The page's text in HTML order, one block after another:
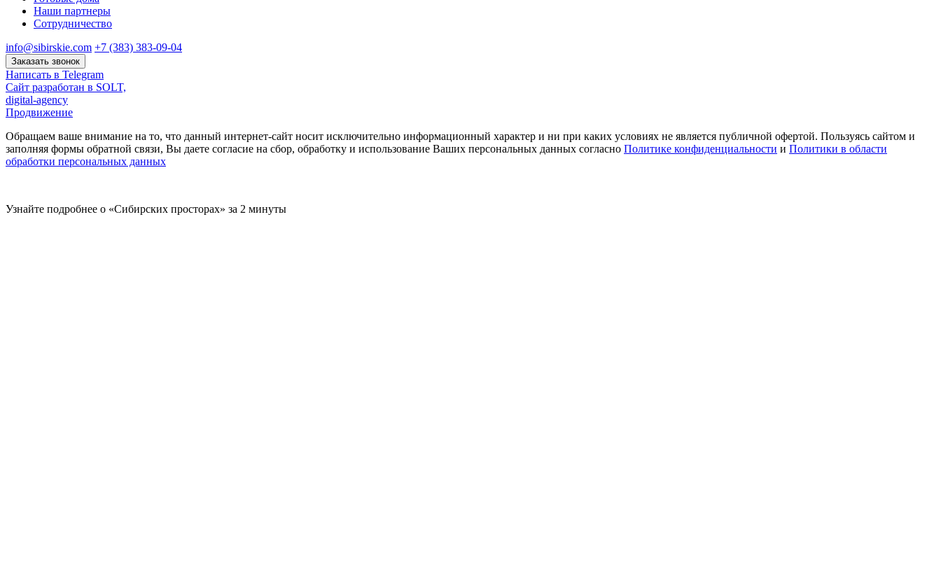
Наши партнеры
Сотрудничество
info@sibirskie.com +7 (383) 383-09-04
Заказать звонок
Написать в Telegram
Сайт разработан в SOLT,
digital-agency
Продвижение
Обращаем ваше внимание на то, что данный интернет-сайт носит исключительно информационный характер и ни при каких условиях не является публичной офертой. Пользуясь сайтом и
заполняя формы обратной связи, Вы даете согласие на сбор, обработку и использование Ваших персональных данных согласно Политике конфиденциальности и Политики в области
обработки персональных данных
Узнайте подробнее о «Сибирских просторах» за 2 минуты